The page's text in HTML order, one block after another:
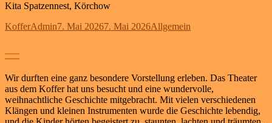
Kita Spatzennest, Körchow
Autor
KofferAdminVeröffentlicht
7. Mai 20267. Mai 2026Kategorien
Allgemein
—
Wir durften eine ganz besondere Vorstellung erleben. Das Theater
aus dem Koffer hat uns besucht und eine wundervolle,
weihnachtliche Geschichte mitgebracht. Mit vielen verschiedenen
Klängen und kleinen Instrumenten wurde die Geschichte lebendig,